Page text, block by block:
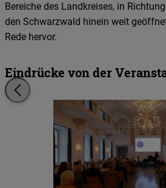
Bereiche des Landkreises, in
den Schwarzwald hinein weit
Rede hervor.
Eindrücke von der